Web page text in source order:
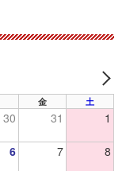
金 土
30 31 1
6 7 8